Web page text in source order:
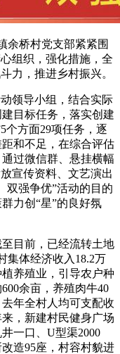
余桥村党支部紧紧围
组织，强化措施，全
力，推进乡村振兴。
领导小组，结合实际
目标任务，落实创建
个方面29项任务，逐
和不足，在综合评估
过微信群、悬挂横幅
宣传资料、文艺演出
双强争优”活动的目的
力创“星”的良好氛
目前，已经流转土地
集体经济收入18.2万
养殖业，引导农户种
余亩，养殖肉牛40
年全村人均可支配收
，新建村民健身广场
一口、U型渠2000
造95座，村容村貌进